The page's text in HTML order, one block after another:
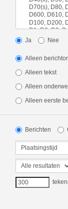
Ja Nee
Alleen
Alleen tekst
Alleen
Alleen eerste
Berichten